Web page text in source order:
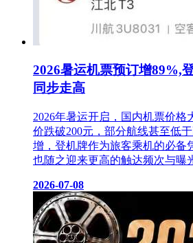
2026暑运机票预订增89%,
同步走高
2026年暑运开启，国内机票价格
价跌破200元，部分航线甚至低
增，登机牌作为旅客乘机的必备
也随之迎来更高的触达频次与曝
2026-07-08